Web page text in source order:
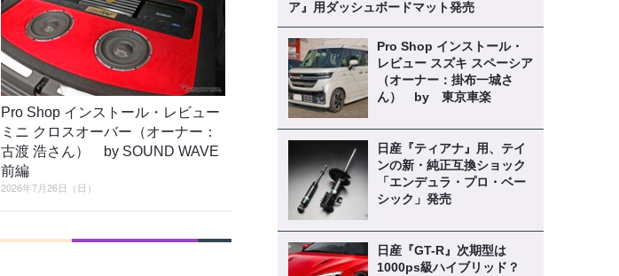
Pro Shop インストール・レビュー
ミニ クロスオーバー（オーナー：
古渡 浩さん） by SOUND WAVE
前編
2026年7月26日（日）
ア』用ダッシュボードマット発売
Pro Shop インストール・
レビュー スズキ スペーシア
（オーナー：掛布一城さ
ん） by 東京車楽
日産『ティアナ』用、テイ
ンの新・純正互換ショック
「エンデュラ・プロ・ベー
シック」発売
日産『GT-R』次期型は
1000ps級ハイブリッド？